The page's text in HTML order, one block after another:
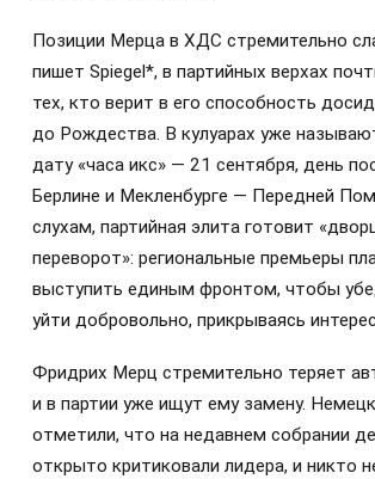
Позиции Мерца в ХДС стремительно
пишет Spiegel*, в партийных верхах
тех, кто верит в его способность
до Рождества. В кулуарах уже
дату «часа икс» — 21 сентября, день
Берлине и Мекленбурге — Передней
слухам, партийная элита готовит
переворот»: региональные премьеры
выступить единым фронтом, чтобы
уйти добровольно, прикрываясь
Фридрих Мерц стремительно теряет
и в партии уже ищут ему замену.
отметили, что на недавнем собрании
открыто критиковали лидера, и никто